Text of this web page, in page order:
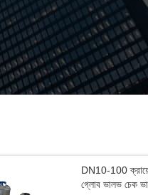
DN10-100
গ্লোব ভালভ চেক